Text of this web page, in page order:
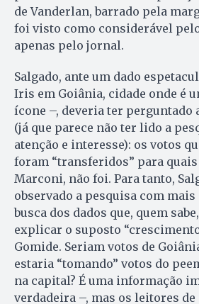
de Vanderlan, barrado pela
foi visto como considerável
apenas pelo jornal.
Salgado, ante um dado
Iris em Goiânia, cidade onde é
ícone –, deveria ter perguntado
(já que parece não ter lido a
atenção e interesse): os votos
foram “transferidos” para quais
Marconi, não foi. Para tanto,
observado a pesquisa com
busca dos dados que, quem
explicar o suposto
Gomide. Seriam votos de
estaria “tomando” votos do
na capital? É uma informação
verdadeira –, mas os leitores de